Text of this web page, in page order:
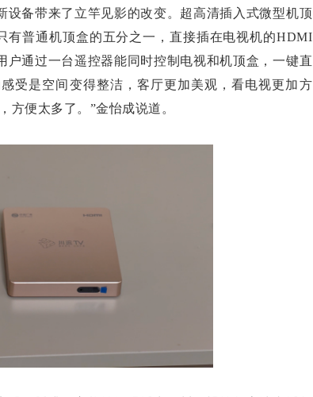
备带来了立竿见影的改变。超高清插入式微型机顶
有普通机顶盒的五分之一，直接插在电视机的HDMI
通过一台遥控器能同时控制电视和机顶盒，一键直
受是空间变得整洁，客厅更加美观，看电视更加方
方便太多了。”金怡成说道。